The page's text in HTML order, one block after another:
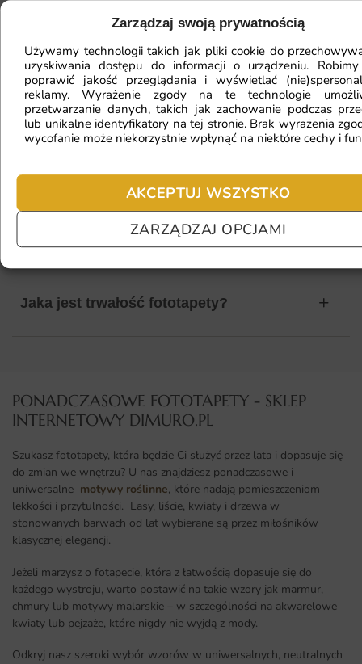
Zarządzaj swoją prywatnością
Używamy technologii takich jak pliki cookie do
uzyskiwania dostępu do informacji o urządzeniu.
poprawić jakość przeglądania i wyświetlać
reklamy. Wyrażenie zgody na te technologie
przetwarzanie danych, takich jak zachowanie podczas
lub unikalne identyfikatory na tej stronie. Brak wyrażenia
wycofanie może niekorzystnie wpłynąć na niektóre cechy i
AKCEPTUJ WSZYSTKO
ZARZĄDZAJ OPCJAMI
przygotować ścianę?
Fototapeta ma inny kolor na telefonie
a inny na komputerze. Jak sprawdzić
kolor?
Jaki materiał wybrać?
Jaka jest trwałość fototapety?
PONADCZASOWE FOTOTAPETY - SKLEP
INTERNETOWY DIMURO.PL​
Szukasz fototapety, która będzie Ci służyć przez lata i dopasuje się
do zmian we wnętrzu? U nas znajdziesz ponadczasowe i
uniwersalne motywy roślinne, które nadają pomieszczeniom
lekkości i przytulności. Lasy, liście, kwiaty i drzewa w
stonowanych barwach od lat wybierane są przez miłośników
klasycznej elegancji.
Jeżeli marzysz o fotapecie, która z łatwością dopasuje się do
każdego wystroju, warto postawić na takie wzory jak marmur,
chmury lub motywy malarskie – w szczególności na akwarelowe
kwiaty lub pejzaże, które nigdy nie wyjdą z mody.
Odkryj nasz szeroki wybór wzorów w uniwersalnych, neutralnych